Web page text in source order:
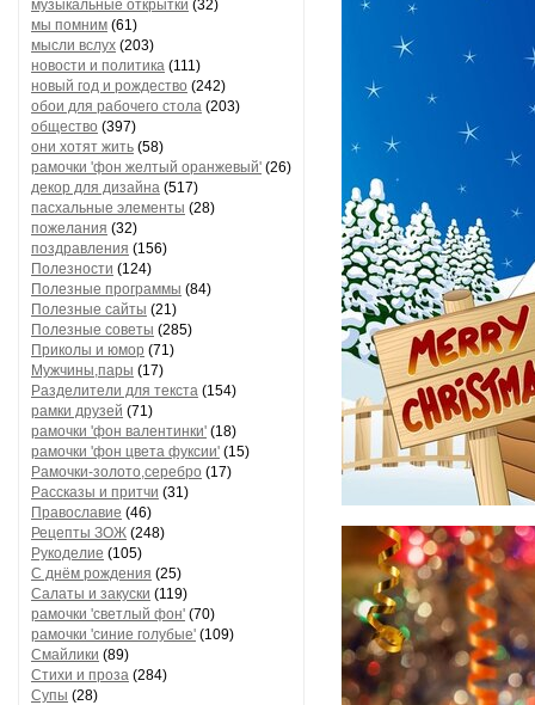
музыкальные открытки (32)
мы помним (61)
мысли вслух (203)
новости и политика (111)
новый год и рождество (242)
обои для рабочего стола (203)
общество (397)
они хотят жить (58)
рамочки 'фон желтый оранжевый' (26)
декор для дизайна (517)
пасхальные элементы (28)
пожелания (32)
поздравления (156)
Полезности (124)
Полезные программы (84)
Полезные сайты (21)
Полезные советы (285)
Приколы и юмор (71)
Мужчины,пары (17)
Разделители для текста (154)
рамки друзей (71)
рамочки 'фон валентинки' (18)
рамочки 'фон цвета фуксии' (15)
Рамочки-золото,серебро (17)
Рассказы и притчи (31)
Православие (46)
Рецепты ЗОЖ (248)
Рукоделие (105)
С днём рождения (25)
Салаты и закуски (119)
рамочки 'светлый фон' (70)
рамочки 'синие голубые' (109)
Смайлики (89)
Стихи и проза (284)
Супы (28)